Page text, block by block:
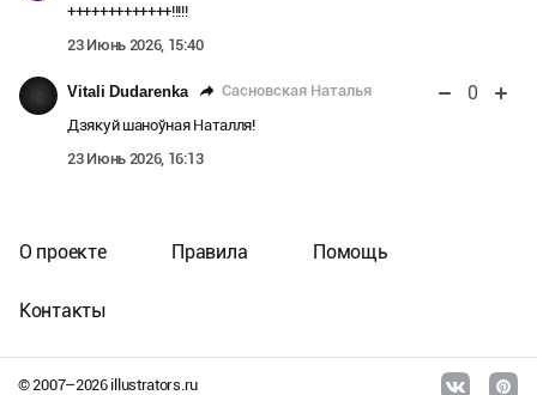
+++++++++++++!!!!!
23 Июнь 2026, 15:40
Vitali Dudarenka Сасновская Наталья 0
Дзякуй шаноўная Наталля!
23 Июнь 2026, 16:13
© 2007–2026illustrators.ru
О проекте Правила Помощь
Контакты